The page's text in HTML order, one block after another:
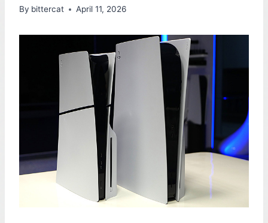
By bittercat April 11, 2026